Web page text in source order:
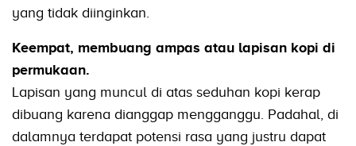
yang tidak diinginkan.
Keempat, membuang ampas atau lapisan kopi di
permukaan.
Lapisan yang muncul di atas seduhan kopi kerap
dibuang karena dianggap mengganggu. Padahal, di
dalamnya terdapat potensi rasa yang justru dapat